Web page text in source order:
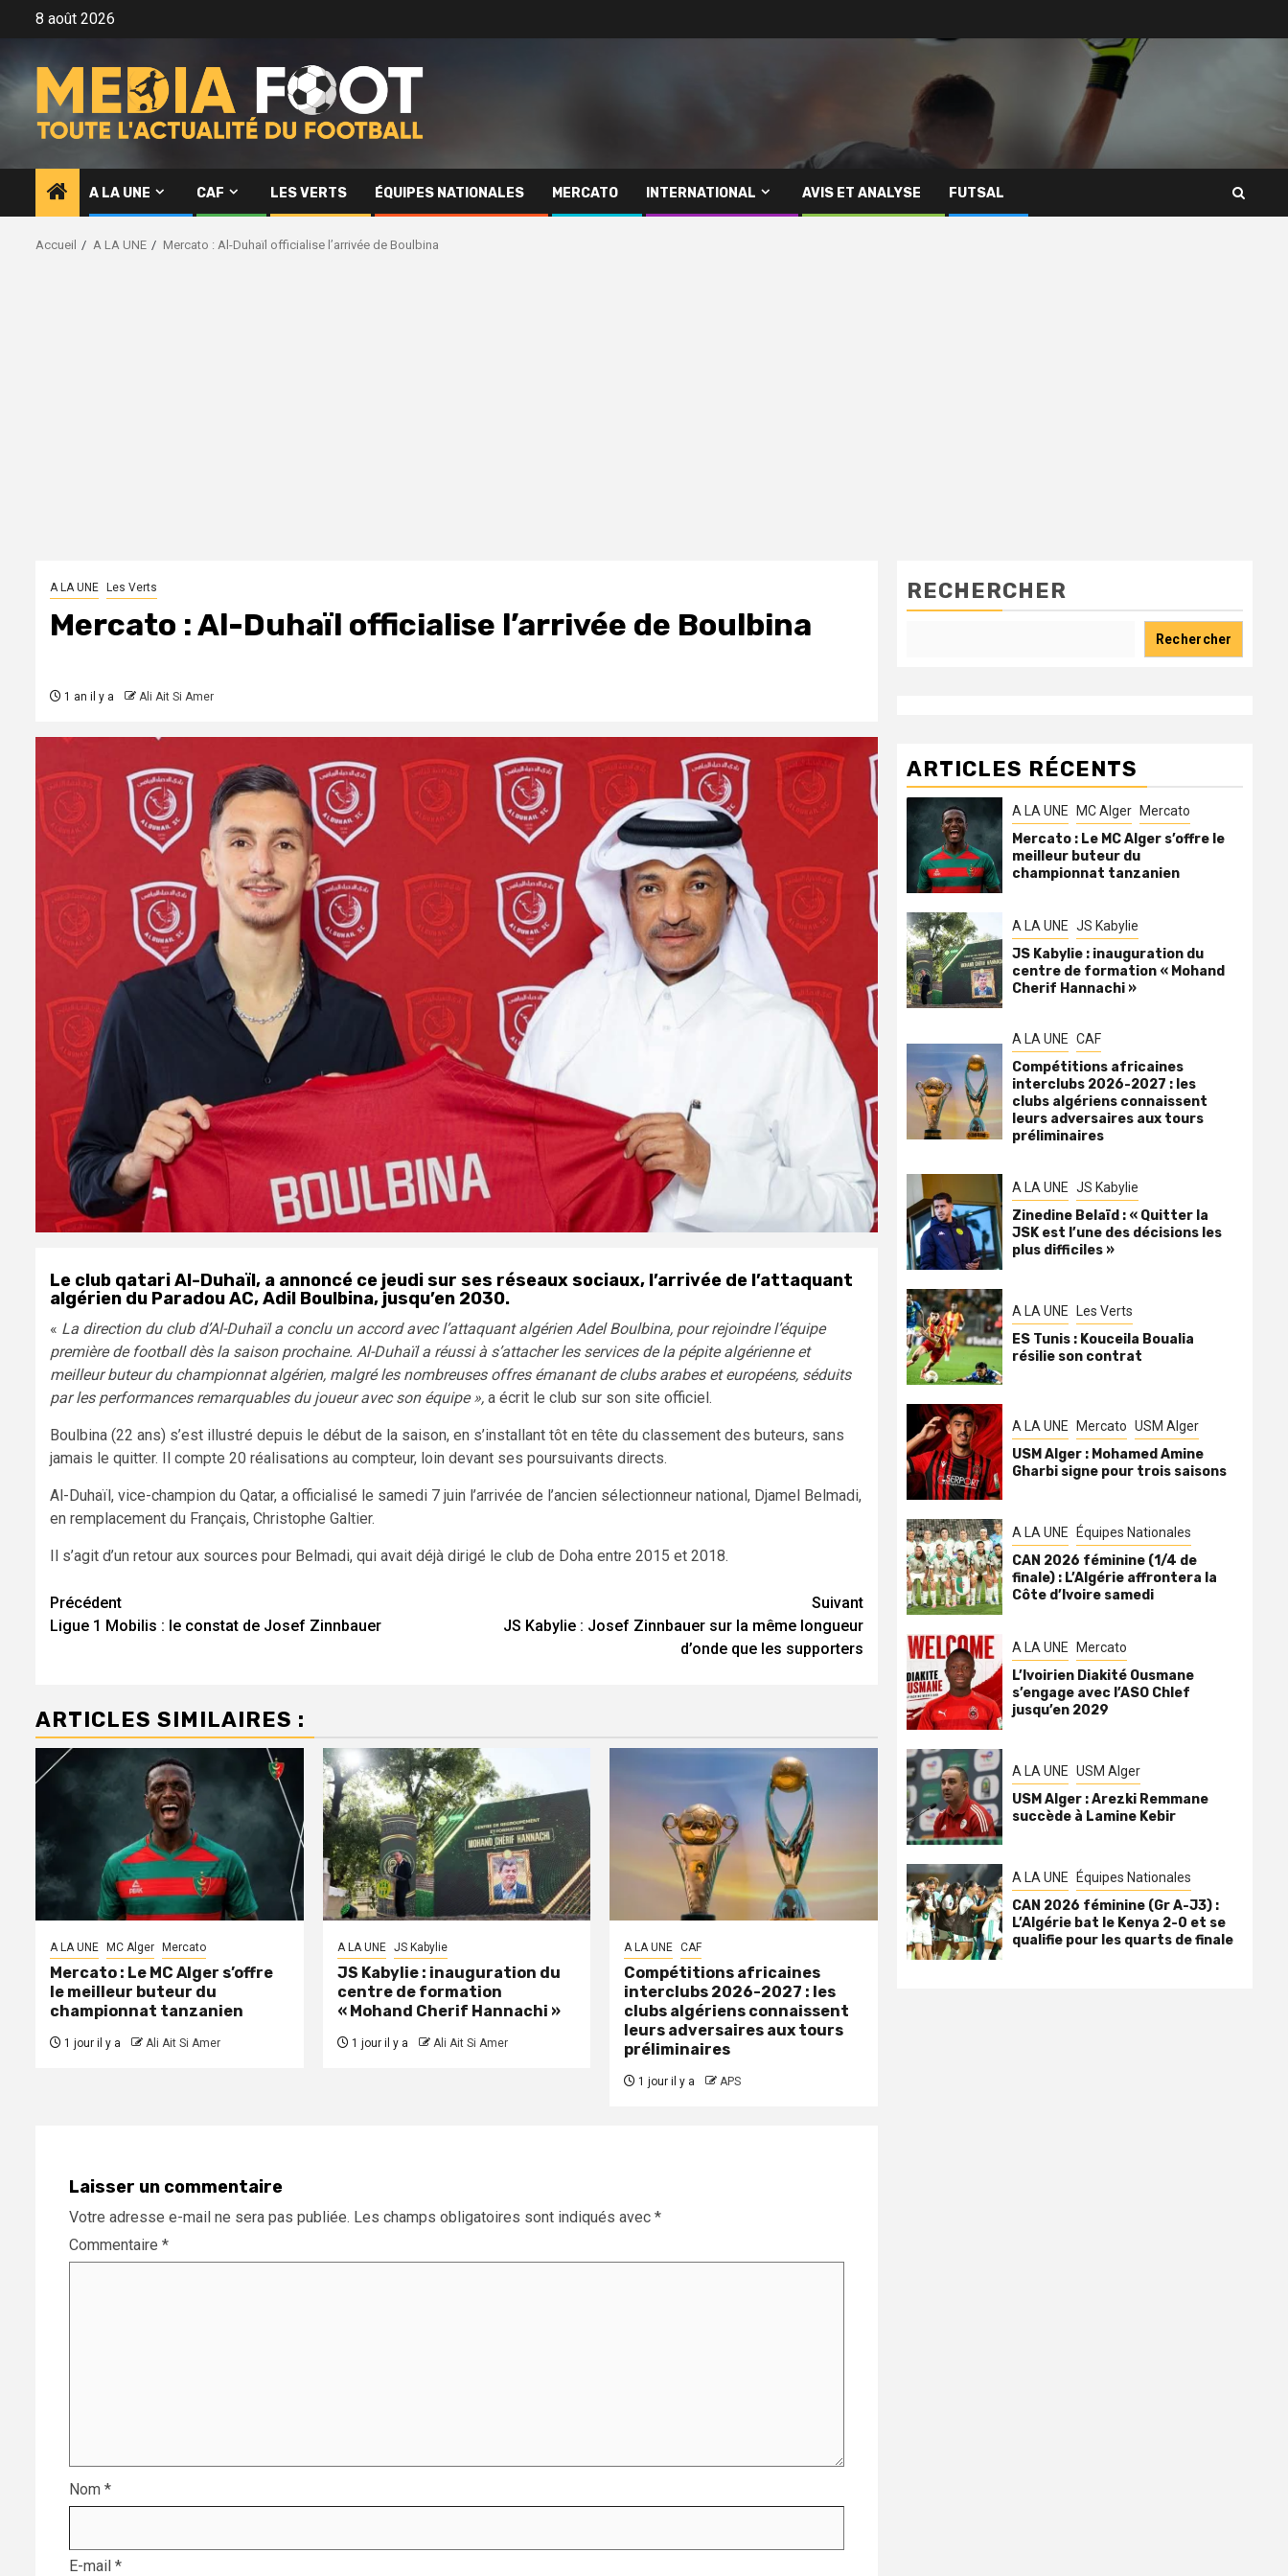
8 août 2026
A LA UNE CAF LES VERTS ÉQUIPES NATIONALES MERCATO INTERNATIONAL AVIS ET ANALYSE FUTSAL
Accueil A LA UNE Mercato : Al-Duhaïl officialise l’arrivée de Boulbina
A LA UNE Les Verts
Mercato : Al-Duhaïl officialise l’arrivée de Boulbina
1 an il y a Ali Ait Si Amer
Le club qatari Al-Duhaïl, a annoncé ce jeudi sur ses réseaux sociaux, l’arrivée de l’attaquant
algérien du Paradou AC, Adil Boulbina, jusqu’en 2030.
« La direction du club d’Al-Duhaïl a conclu un accord avec l’attaquant algérien Adel Boulbina, pour rejoindre l’équipe
première de football dès la saison prochaine. Al-Duhaïl a réussi à s’attacher les services de la pépite algérienne et
meilleur buteur du championnat algérien, malgré les nombreuses offres émanant de clubs arabes et européens, séduits
par les performances remarquables du joueur avec son équipe », a écrit le club sur son site officiel.
Boulbina (22 ans) s’est illustré depuis le début de la saison, en s’installant tôt en tête du classement des buteurs, sans
jamais le quitter. Il compte 20 réalisations au compteur, loin devant ses poursuivants directs.
Al-Duhaïl, vice-champion du Qatar, a officialisé le samedi 7 juin l’arrivée de l’ancien sélectionneur national, Djamel Belmadi,
en remplacement du Français, Christophe Galtier.
Il s’agit d’un retour aux sources pour Belmadi, qui avait déjà dirigé le club de Doha entre 2015 et 2018.
Navigation
d’article
Précédent
Ligue 1 Mobilis : le constat de Josef Zinnbauer
Suivant
JS Kabylie : Josef Zinnbauer sur la même longueur
d’onde que les supporters
ARTICLES SIMILAIRES :
A LA UNE MC Alger Mercato
Mercato : Le MC Alger s’offre
le meilleur buteur du
championnat tanzanien
1 jour il y a Ali Ait Si Amer
A LA UNE JS Kabylie
JS Kabylie : inauguration du
centre de formation
« Mohand Cherif Hannachi »
1 jour il y a Ali Ait Si Amer
A LA UNE CAF
Compétitions africaines
interclubs 2026-2027 : les
clubs algériens connaissent
leurs adversaires aux tours
préliminaires
1 jour il y a APS
Laisser un commentaire
Votre adresse e-mail ne sera pas publiée. Les champs obligatoires sont indiqués avec *
Commentaire *
Nom *
E-mail *
RECHERCHER
Rechercher
ARTICLES RÉCENTS
A LA UNE MC Alger Mercato
Mercato : Le MC Alger s’offre le
meilleur buteur du
championnat tanzanien
A LA UNE JS Kabylie
JS Kabylie : inauguration du
centre de formation « Mohand
Cherif Hannachi »
A LA UNE CAF
Compétitions africaines
interclubs 2026-2027 : les
clubs algériens connaissent
leurs adversaires aux tours
préliminaires
A LA UNE JS Kabylie
Zinedine Belaïd : « Quitter la
JSK est l’une des décisions les
plus difficiles »
A LA UNE Les Verts
ES Tunis : Kouceila Boualia
résilie son contrat
A LA UNE Mercato USM Alger
USM Alger : Mohamed Amine
Gharbi signe pour trois saisons
A LA UNE Équipes Nationales
CAN 2026 féminine (1/4 de
finale) : L’Algérie affrontera la
Côte d’Ivoire samedi
A LA UNE Mercato
L’Ivoirien Diakité Ousmane
s’engage avec l’ASO Chlef
jusqu’en 2029
A LA UNE USM Alger
USM Alger : Arezki Remmane
succède à Lamine Kebir
A LA UNE Équipes Nationales
CAN 2026 féminine (Gr A-J3) :
L’Algérie bat le Kenya 2-0 et se
qualifie pour les quarts de finale